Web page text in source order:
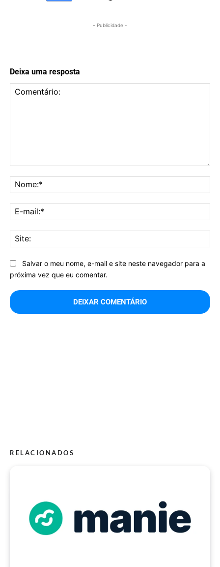
- Publicidade -
Deixa uma resposta
Salvar o meu nome, e-mail e site neste navegador para a
próxima vez que eu comentar.
RELACIONADOS